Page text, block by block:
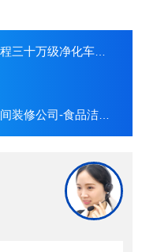
万级净化车间工程
公司-食品洁净车间